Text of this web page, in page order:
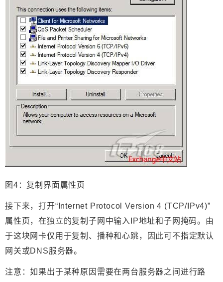
图4：复制界面属性页
接下来，打开“Internet Protocol Version 4 (TCP/IPv4)”
属性页，在独立的复制子网中输入IP地址和子网掩码。由
于这块网卡仅用于复制、播种和心跳，因此可不指定默认
网关或DNS服务器。
注意：如果出于某种原因需要在两台服务器之间进行路